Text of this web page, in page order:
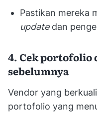
Pastikan mereka
updatedan
4. Cek portofolio
sebelumnya
Vendor yang
portofolio yang